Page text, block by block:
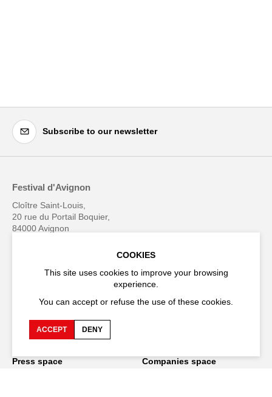
Subscribe to our newsletter
Festival d'Avignon
Cloître Saint-Louis,
20 rue du Portail Boquier,
84000 Avignon
Accessibility
Jobs and offers
Press space Companies space
COOKIES
This site uses cookies to improve your browsing
experience.
You can accept or refuse the use of these cookies.
ACCEPT DENY